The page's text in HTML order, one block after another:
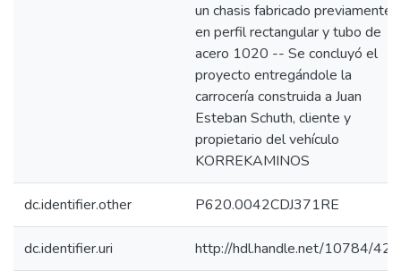
un chasis fabricado previamente
en perfil rectangular y tubo de
acero 1020 -- Se concluyó el
proyecto entregándole la
carrocería construida a Juan
Esteban Schuth, cliente y
propietario del vehículo
KORREKAMINOS
dc.identifier.other P620.0042CDJ371RE
dc.identifier.uri http://hdl.handle.net/10784/